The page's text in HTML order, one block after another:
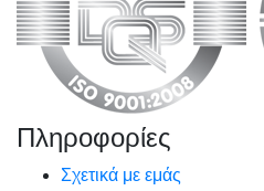
Πληροφορίες
Σχετικά με εμάς